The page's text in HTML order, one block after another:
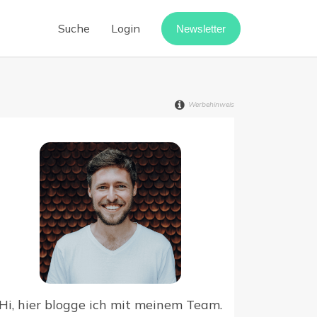
Suche Login Newsletter
Call-Center-Software
Webinar-Software
Digitaler Rechnungseingang
Werbehinweis
Hi, hier blogge ich mit meinem Team.